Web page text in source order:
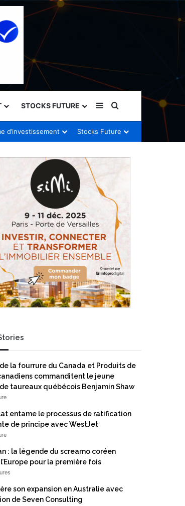
STOCKS FUTURE Sidebar (barre
Rechercher
d’investissement Stocks Future
de la fourrure du Canada et Produits de
commanditent le jeune
taureaux québécois Benjamin Shaw
entame le processus de ratification
de principe avec WestJet
: la légende du screamo coréen
pour la première fois
son expansion en Australie avec
de Seven Consulting